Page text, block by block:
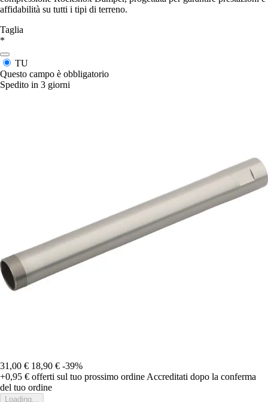
affidabilità su tutti i tipi di terreno.
Taglia
*
TU
Questo campo è obbligatorio
Spedito in 3 giorni
31,00 € 18,90 € -39%
+0,95 € offerti sul tuo prossimo ordine Accreditati dopo la conferma
del tuo ordine
Loading...